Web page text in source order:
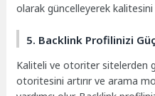
olarak güncelleyerek kalitesini
5. Backlink Profilinizi
Kaliteli ve otoriter sitelerden
otoritesini artırır ve arama